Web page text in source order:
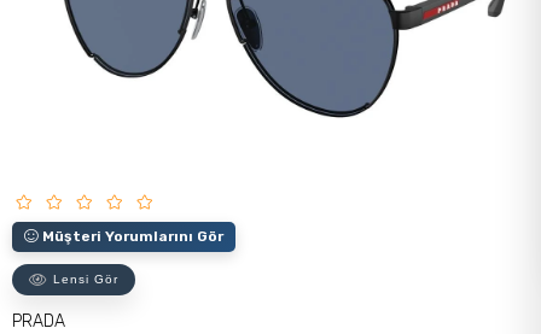
Müşteri Yorumlarını Gör
Lensi Gör
PRADA